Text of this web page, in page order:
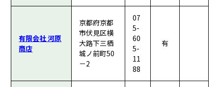
有限会社 河原
商店
京都府京都
市伏見区横
大路下三栖
城ノ前町50
－2
07
5-
60
5-
11
88
有